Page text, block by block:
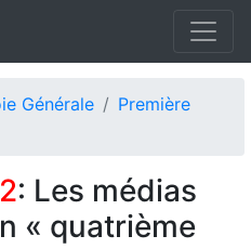
Générale
Première
: Les médias
« quatrième